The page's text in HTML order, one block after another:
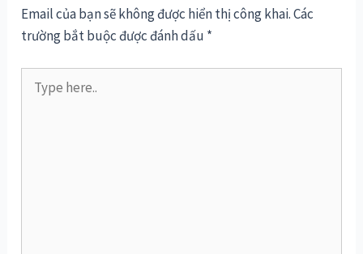
Email của bạn sẽ không được hiển thị công khai.Các
trường bắt buộc được đánh dấu *
here..